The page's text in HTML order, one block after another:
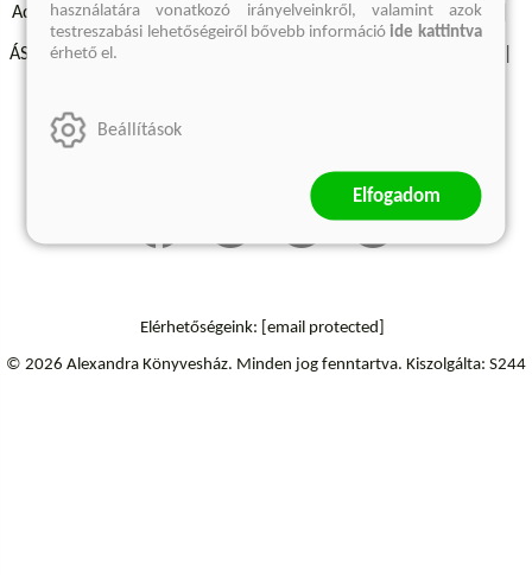
Adatvédelmi szabályzatok Elállási felmondási nyilatkozat
ÁSZF - Vásárlási feltételek
Szállítási információk
Elérhetőségeink: [email protected]
© 2026 Alexandra Könyvesház. Minden jog fenntartva. Kiszolgálta: S244
használatára vonatkozó irányelveinkről, valamint azok
testreszabási lehetőségeiről bővebb információide kattintva
érhető el.
Beállítások
Elfogadom